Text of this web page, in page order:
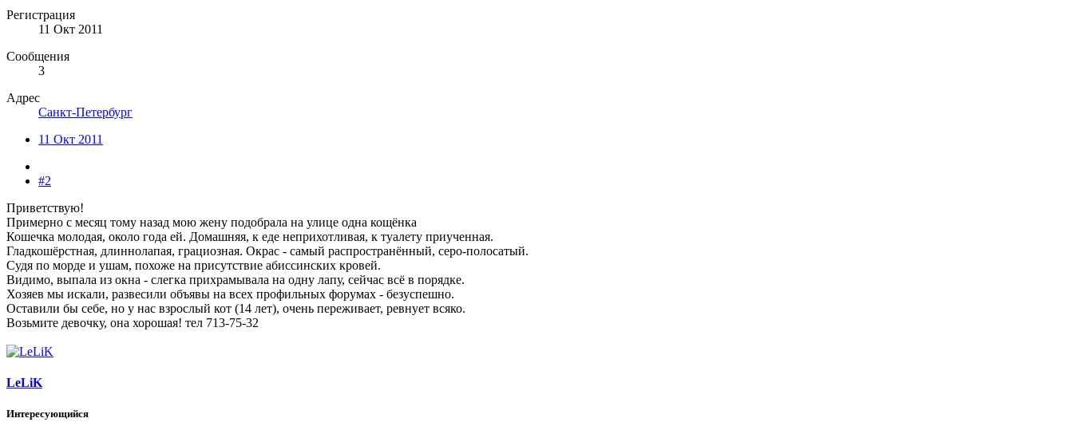
Регистрация
11 Окт 2011
Сообщения
3
Адрес
Санкт-Петербург
11 Окт 2011
#2
Приветствую!
Примерно с месяц тому назад мою жену подобрала на улице одна кощёнка
Кошечка молодая, около года ей. Домашняя, к еде неприхотливая, к туалету приученная.
Гладкошёрстная, длиннолапая, грациозная. Окрас - самый распространённый, серо-полосатый.
Судя по морде и ушам, похоже на присутствие абиссинских кровей.
Видимо, выпала из окна - слегка прихрамывала на одну лапу, сейчас всё в порядке.
Хозяев мы искали, развесили объявы на всех профильных форумах - безуспешно.
Оставили бы себе, но у нас взрослый кот (14 лет), очень переживает, ревнует всяко.
Возьмите девочку, она хорошая! тел 713-75-32
LeLiK
Интересующийся